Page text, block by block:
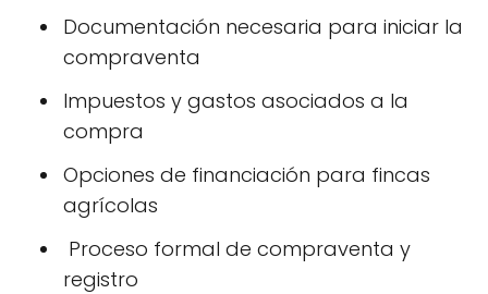
Documentación necesaria para iniciar la
compraventa
Impuestos y gastos asociados a la
compra
Opciones de financiación para fincas
agrícolas
️ Proceso formal de compraventa y
registro